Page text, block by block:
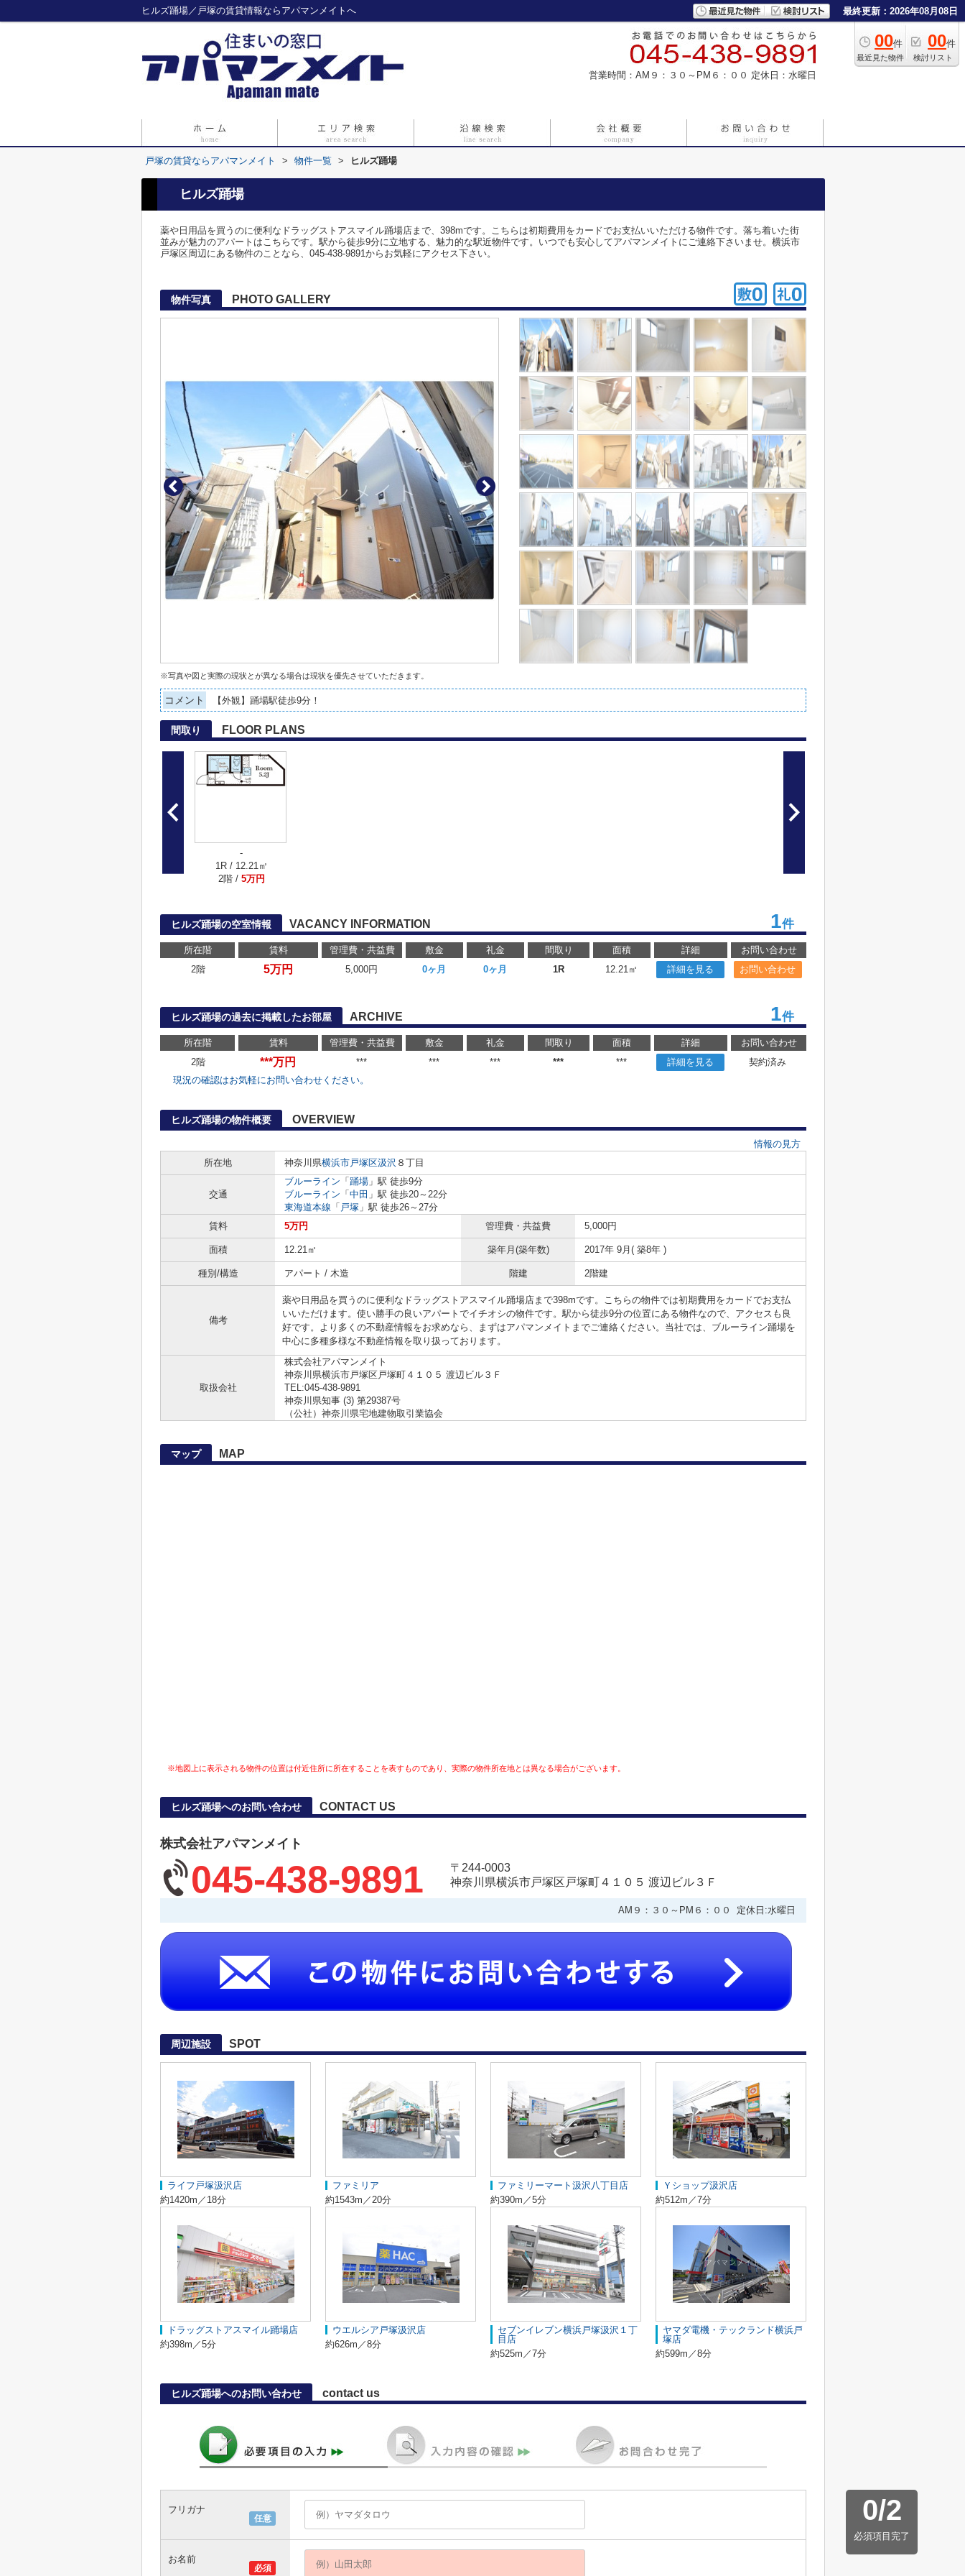
ヒルズ踊場／戸塚の賃貸情報ならアパマンメイトへ 最終更新：2026年08月08日
00件
最近見た物件
00件
検討リスト
営業時間：AM９：３０～PM６：００ 定休日：水曜日
戸塚の賃貸ならアパマンメイト > 物件一覧 > ヒルズ踊場
ヒルズ踊場
薬や日用品を買うのに便利なドラッグストアスマイル踊場店まで、398mです。こちらは初期費用をカードでお支払いいただける物件です。落ち着いた街
並みが魅力のアパートはこちらです。駅から徒歩9分に立地する、魅力的な駅近物件です。いつでも安心してアパマンメイトにご連絡下さいませ。横浜市
戸塚区周辺にある物件のことなら、045-438-9891からお気軽にアクセス下さい。
物件写真 PHOTO GALLERY
※写真や図と実際の現状とが異なる場合は現状を優先させていただきます。
コメント 【外観】踊場駅徒歩9分！
間取り FLOOR PLANS
-
1R / 12.21㎡
2階 / 5万円
ヒルズ踊場の空室情報 VACANCY INFORMATION 1件
所在階 賃料 管理費・共益費 敷金 礼金 間取り 面積 詳細
お問い合わせ
2階
5万円 5,000円 0ヶ月 0ヶ月 1R 12.21㎡ 詳細を見る お問い合わせ
ヒルズ踊場の過去に掲載したお部屋 ARCHIVE 1件
所在階 賃料 管理費・共益費 敷金 礼金 間取り 面積 詳細
お問い合わせ
2階
***万円 *** *** *** *** *** 詳細を見る
契約済み
現況の確認はお気軽にお問い合わせください。
ヒルズ踊場の物件概要 OVERVIEW
情報の見方
所在地
神奈川県横浜市戸塚区汲沢 ８丁目
交通
ブルーライン 「 踊場 」駅 徒歩9分
ブルーライン 「 中田 」駅 徒歩20～22分
東海道本線 「 戸塚 」駅 徒歩26～27分
賃料
5万円 管理費・共益費 5,000円
面積 12.21㎡ 築年月(築年数) 2017年 9月( 築8年 )
種別/構造 アパート / 木造 階建 2階建
備考
薬や日用品を買うのに便利なドラッグストアスマイル踊場店まで398mです。こちらの物件では初期費用をカードでお支払
いいただけます。使い勝手の良いアパートでイチオシの物件です。駅から徒歩9分の位置にある物件なので、アクセスも良
好です。より多くの不動産情報をお求めなら、まずはアパマンメイトまでご連絡ください。当社では、ブルーライン踊場を
中心に多種多様な不動産情報を取り扱っております。
取扱会社
株式会社アパマンメイト
神奈川県横浜市戸塚区戸塚町４１０５ 渡辺ビル３Ｆ
TEL:045-438-9891
神奈川県知事 (3) 第29387号
（公社）神奈川県宅地建物取引業協会
マップ MAP
※地図上に表示される物件の位置は付近住所に所在することを表すものであり、実際の物件所在地とは異なる場合がございます。
ヒルズ踊場へのお問い合わせ CONTACT US
株式会社アパマンメイト
045-438-9891
〒244-0003
神奈川県横浜市戸塚区戸塚町４１０５ 渡辺ビル３Ｆ
AM９：３０～PM６：００ 定休日:水曜日
周辺施設 SPOT
ライフ戸塚汲沢店
約1420m／18分
ファミリア
約1543m／20分
ファミリーマート汲沢八丁目店
約390m／5分
Ｙショップ汲沢店
約512m／7分
ドラッグストアスマイル踊場店
約398m／5分
ウエルシア戸塚汲沢店
約626m／8分
セブンイレブン横浜戸塚汲沢１丁
目店
約525m／7分
ヤマダ電機・テックランド横浜戸
塚店
約599m／8分
ヒルズ踊場へのお問い合わせ contact us
0/2
必須項目完了
任意
フリガナ
必須
お名前